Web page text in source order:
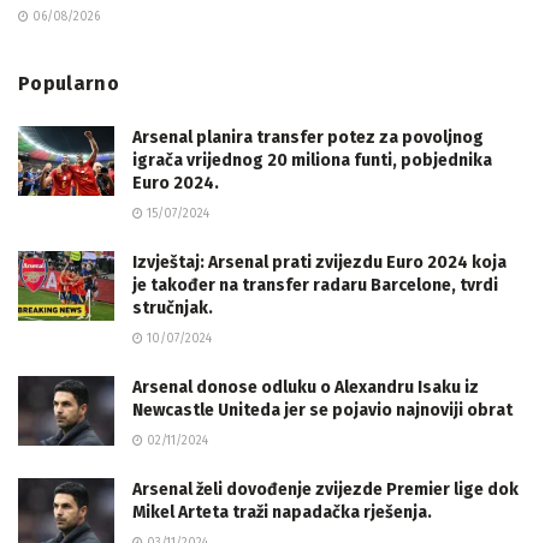
06/08/2026
Popularno
Arsenal planira transfer potez za povoljnog
igrača vrijednog 20 miliona funti, pobjednika
Euro 2024.
15/07/2024
Izvještaj: Arsenal prati zvijezdu Euro 2024 koja
je također na transfer radaru Barcelone, tvrdi
stručnjak.
10/07/2024
Arsenal donose odluku o Alexandru Isaku iz
Newcastle Uniteda jer se pojavio najnoviji obrat
02/11/2024
Arsenal želi dovođenje zvijezde Premier lige dok
Mikel Arteta traži napadačka rješenja.